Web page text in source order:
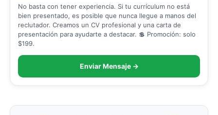
No basta con tener experiencia. Si tu currículum no está
bien presentado, es posible que nunca llegue a manos del
reclutador. Creamos un CV profesional y una carta de
presentación para ayudarte a destacar. 💲 Promoción: solo
$199.
Enviar Mensaje →